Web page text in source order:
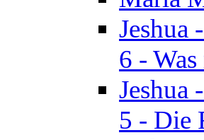
Jeshua
6 -
Jeshua
5 - Die